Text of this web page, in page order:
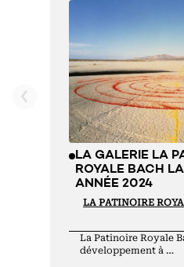
LA GALERIE LA
ROYALE BACH
ANNÉE 2024
LA PATINOIRE
La Patinoire Royale
développement à …